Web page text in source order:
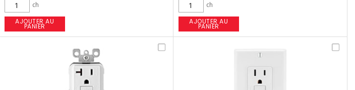
ch
AJOUTER AU
PANIER
ch
AJOUTER AU
PANIER